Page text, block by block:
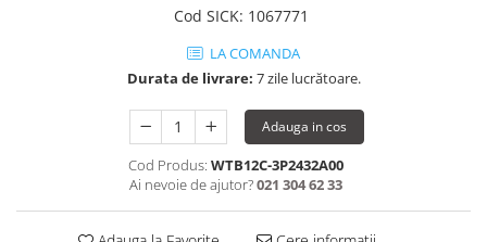
Cod SICK: 1067771
LA COMANDA
Durata de livrare: 7 zile lucrătoare.
Adauga in cos
Cod Produs: WTB12C-3P2432A00
Ai nevoie de ajutor?021 304 62 33